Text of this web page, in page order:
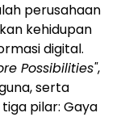
perusahaan
kehidupan
digital.
Possibilities",
serta
pilar: Gaya